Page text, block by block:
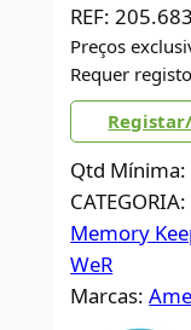
REF:
Preços
Requer
Qtd Mínima:
CATEGORIA:
Memory
WeR
Marcas: